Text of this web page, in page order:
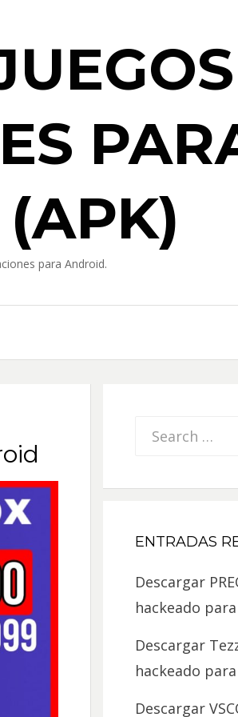
para Android.
Search
ENTRADAS
Descargar
hackeado
Descargar
hackeado
Descargar